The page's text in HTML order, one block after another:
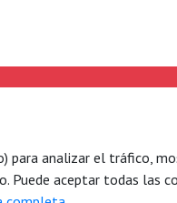
para analizar el tráfico,
aceptar todas las